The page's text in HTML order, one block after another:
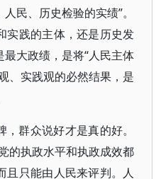
民、历史检验的实绩”。
实践的主体，还是历史发
大政绩，是将“人民主体
、实践观的必然结果，是
群众说好才是真的好。
的执政水平和执政成效都
且只能由人民来评判。人